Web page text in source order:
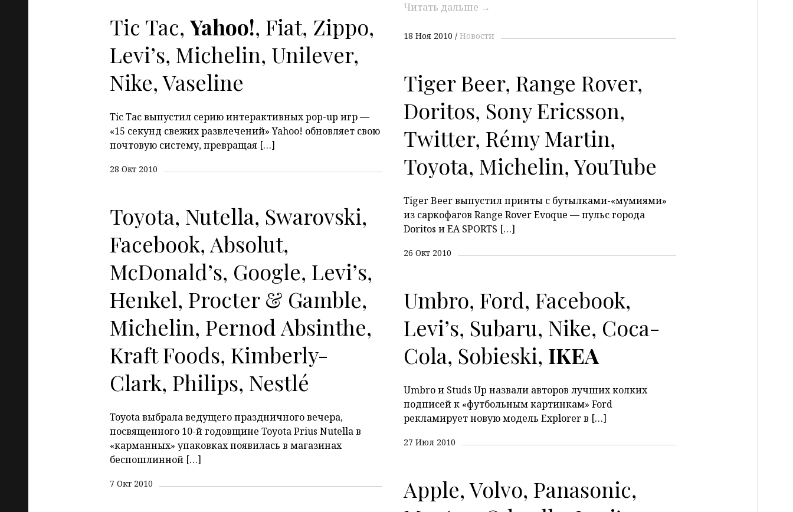
Читать дальше →
18 Ноя 2010 Новости
Tic Tac, Yahoo!, Fiat, Zippo,
Levi’s, Michelin, Unilever,
Nike, Vaseline
Tic Tac выпустил серию интерактивных pop-up игр —
«15 секунд свежих развлечений» Yahoo! обновляет свою
почтовую систему, превращая […]
28 Окт 2010
Tiger Beer, Range Rover,
Doritos, Sony Ericsson,
Twitter, Rémy Martin,
Toyota, Michelin, YouTube
Tiger Beer выпустил принты с бутылками-«мумиями»
из саркофагов Range Rover Evoque — пульс города
Doritos и EA SPORTS […]
26 Окт 2010
Toyota, Nutella, Swarovski,
Facebook, Absolut,
McDonald’s, Google, Levi’s,
Henkel, Procter & Gamble,
Michelin, Pernod Absinthe,
Kraft Foods, Kimberly-
Clark, Philips, Nestlé
Toyota выбрала ведущего праздничного вечера,
посвященного 10-й годовщине Toyota Prius Nutella в
«карманных» упаковках появилась в магазинах
беспошлинной […]
7 Окт 2010
Umbro, Ford, Facebook,
Levi’s, Subaru, Nike, Coca-
Cola, Sobieski, IKEA
Umbro и Studs Up назвали авторов лучших колких
подписей к «футбольным картинкам» Ford
рекламирует новую модель Explorer в […]
27 Июл 2010
Apple, Volvo, Panasonic,